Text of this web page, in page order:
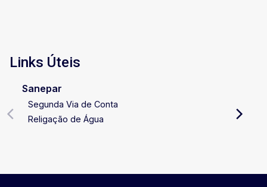
Links Úteis
Sanepar
Segunda Via de Conta
Religação de Água